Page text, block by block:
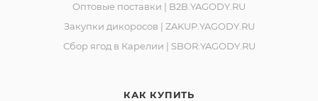
Оптовые поставки | B2B.YAGODY.RU
Закупки дикоросов | ZAKUP.YAGODY.RU
Сбор ягод в Карелии | SBOR.YAGODY.RU
КАК КУПИТЬ